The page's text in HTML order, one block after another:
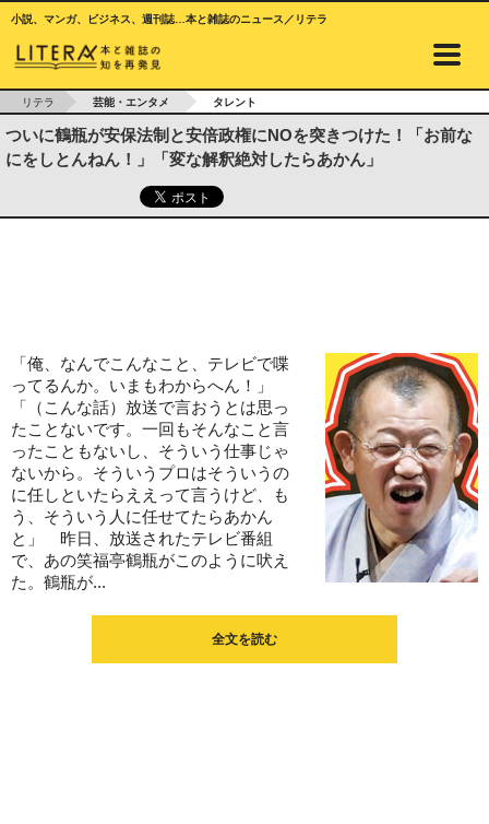
小説、マンガ、ビジネス、週刊誌…本と雑誌のニュース／リテラ
リテラ 芸能・エンタメ タレント
ついに鶴瓶が安保法制と安倍政権にNOを突きつけた！「お前な
にをしとんねん！」「変な解釈絶対したらあかん」
「俺、なんでこんなこと、テレビで喋
ってるんか。いまもわからへん！」
「（こんな話）放送で言おうとは思っ
たことないです。一回もそんなこと言
ったこともないし、そういう仕事じゃ
ないから。そういうプロはそういうの
に任しといたらええって言うけど、も
う、そういう人に任せてたらあかん
と」 昨日、放送されたテレビ番組
で、あの笑福亭鶴瓶がこのように吠え
た。鶴瓶が...
全文を読む